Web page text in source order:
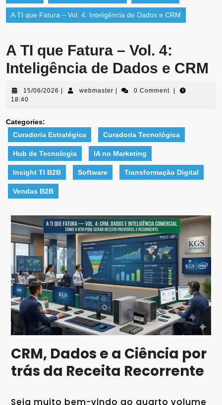
A TI que Fatura – Vol. 4: Inteligência de Dados e CRM
A TI que Fatura – Vol. 4:
Inteligência de Dados e CRM
15/06/2026 webmaster 0 Comment
18:40
Categories:
Curadoria Estratégica
Curadoria Tecnológica
Hub de Tecnologia IA no Marketing
Insight TI B2B Software Transformação Digital
Vendas B2B
CRM, Dados e a Ciência por
trás da Receita Recorrente
Seja muito bem-vindo ao quarto volume